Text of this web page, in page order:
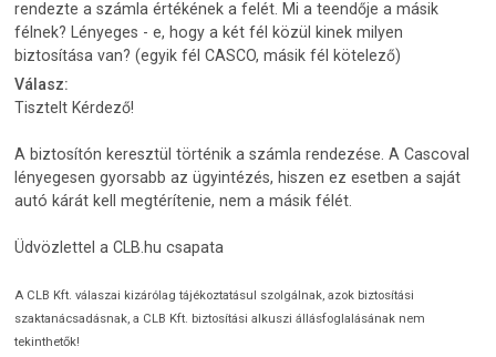
rendezte a számla értékének a felét. Mi a teendője a másik
félnek? Lényeges - e, hogy a két fél közül kinek milyen
biztosítása van? (egyik fél CASCO, másik fél kötelező)
Válasz:
Tisztelt Kérdező!
A biztosítón keresztül történik a számla rendezése. A Cascoval
lényegesen gyorsabb az ügyintézés, hiszen ez esetben a saját
autó kárát kell megtérítenie, nem a másik félét.
Üdvözlettel a CLB.hu csapata
A CLB Kft. válaszai kizárólag tájékoztatásul szolgálnak, azok biztosítási
szaktanácsadásnak, a CLB Kft. biztosítási alkuszi állásfoglalásának nem
tekinthetők!